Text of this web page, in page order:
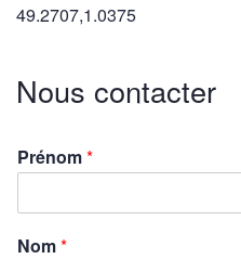
49.2707,1.0375
Nous contacter
Prénom*
Nom*